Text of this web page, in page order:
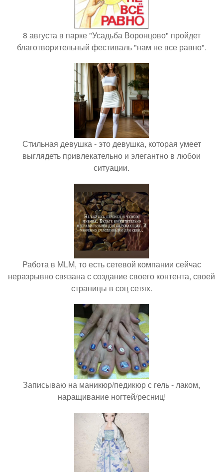
8 августа в парке "Усадьба Воронцово" пройдет
благотворительный фестиваль "нам не все равно".
Стильная девушка - это девушка, которая умеет
выглядеть привлекательно и элегантно в любои
ситуации.
Работа в MLM, то есть сетевой компании сейчас
неразрывно связана с создание своего контента, своей
страницы в соц сетях.
Записываю на маникюр/педикюр с гель - лаком,
наращивание ногтей/ресниц!